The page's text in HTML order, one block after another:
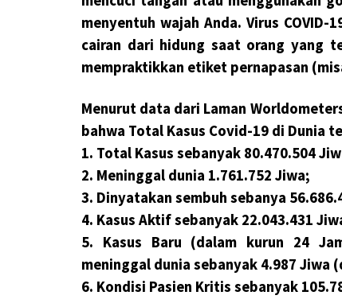
menyentuh wajah Anda. Virus
cairan dari hidung saat orang yang
mempraktikkan etiket pernapasan
Menurut data dari Laman
bahwa Total Kasus Covid-19 di Dunia
1. Total Kasus sebanyak 80.470.504
2. Meninggal dunia 1.761.752 Jiwa;
3. Dinyatakan sembuh sebanya
4. Kasus Aktif sebanyak 22.043.431
5. Kasus Baru (dalam kurun 24
meninggal dunia sebanyak 4.987 Jiwa
6. Kondisi Pasien Kritis sebanyak